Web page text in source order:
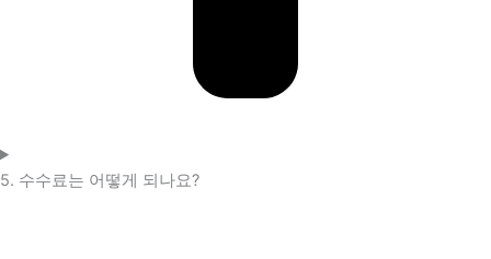
5. 수수료는 어떻게 되나요?